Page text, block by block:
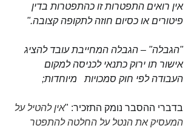
אין רואים התפטרות זו כהתפטרות בדין
פיטורים או כסיום חוזה לתקופה קצובה."
"הגבלה" – הגבלה המחייבת עובד להציג
אישור תו ירוק כתנאי לכניסה למקום
העבודה לפי חוק סמכויות   מיוחדות;
בדברי ההסבר נומק התזכיר: "אין להטיל על
המעסיק את הנטל על החלטה להתפטר